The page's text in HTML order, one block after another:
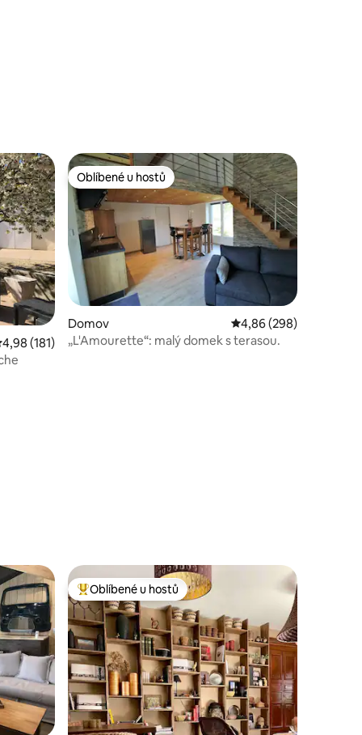
hodnocení 4,98 z 5, 181 hodnocení
4,98 (181)
Oblíbené u hostů
Oblíbené u hostů
Domov Průměrné hodnocení
4,86 (298)
„L'Amourette“: malý domek s terasou.
Nejlepší v kategorii Oblíbené u hostů
Oblíbené u hostů